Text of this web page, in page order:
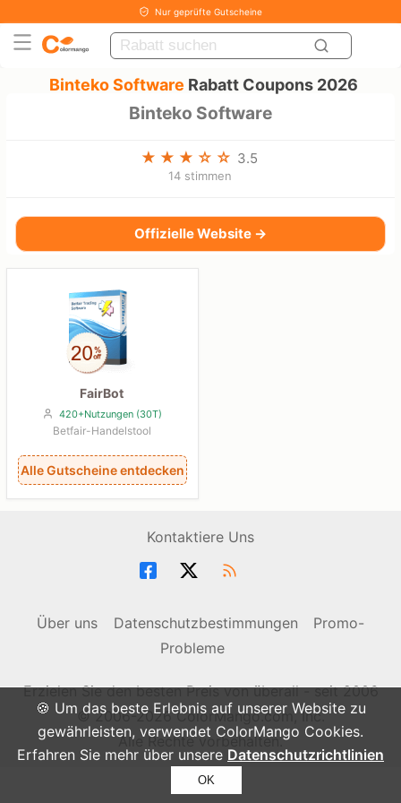
🍪 Um das beste Erlebnis auf unserer Website zu
gewährleisten, verwendet ColorMango Cookies.
Erfahren Sie mehr über unsere Datenschutzrichtlinien
OK
Nur geprüfte Gutscheine
Binteko Software Rabatt Coupons 2026
Binteko Software
3.5
14 stimmen
Offizielle Website →
FairBot
420+Nutzungen (30T)
Betfair-Handelstool
Alle Gutscheine entdecken
Kontaktiere Uns
Über uns Datenschutzbestimmungen
Promo-
Probleme
Erzielen Sie den besten Preis von überall - seit 2006
© 2006-2026 ColorMango.com, Inc.
Alle Rechte vorbehalten.